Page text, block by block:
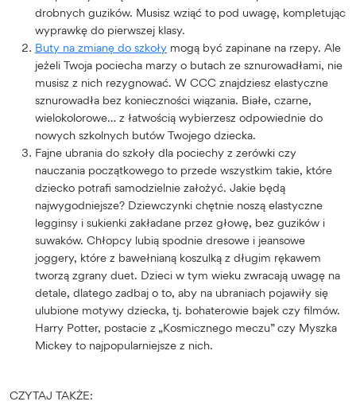
drobnych guzików. Musisz wziąć to pod uwagę, kompletując
wyprawkę do pierwszej klasy.
Buty na zmianę do szkoły mogą być zapinane na rzepy. Ale
jeżeli Twoja pociecha marzy o butach ze sznurowadłami, nie
musisz z nich rezygnować. W CCC znajdziesz elastyczne
sznurowadła bez konieczności wiązania. Białe, czarne,
wielokolorowe… z łatwością wybierzesz odpowiednie do
nowych szkolnych butów Twojego dziecka.
Fajne ubrania do szkoły dla pociechy z zerówki czy
nauczania początkowego to przede wszystkim takie, które
dziecko potrafi samodzielnie założyć. Jakie będą
najwygodniejsze? Dziewczynki chętnie noszą elastyczne
legginsy i sukienki zakładane przez głowę, bez guzików i
suwaków. Chłopcy lubią spodnie dresowe i jeansowe
joggery, które z bawełnianą koszulką z długim rękawem
tworzą zgrany duet. Dzieci w tym wieku zwracają uwagę na
detale, dlatego zadbaj o to, aby na ubraniach pojawiły się
ulubione motywy dziecka, tj. bohaterowie bajek czy filmów.
Harry Potter, postacie z „Kosmicznego meczu” czy Myszka
Mickey to najpopularniejsze z nich.
CZYTAJ TAKŻE: